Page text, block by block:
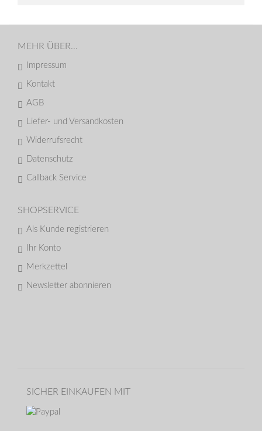
MEHR ÜBER...
Impressum
Kontakt
AGB
Liefer- und Versandkosten
Widerrufsrecht
Datenschutz
Callback Service
SHOPSERVICE
Als Kunde registrieren
Ihr Konto
Merkzettel
Newsletter abonnieren
SICHER EINKAUFEN MIT